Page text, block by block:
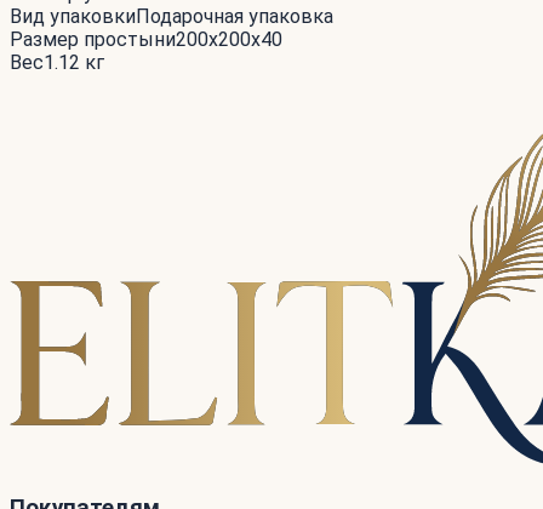
Вид упаковкиПодарочная упаковка
Размер простыни200x200x40
Вес1.12 кг